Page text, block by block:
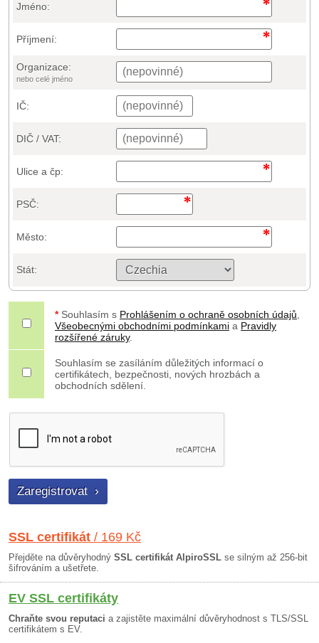
Jméno:
Příjmení:
Organizace:
nebo celé jméno
IČ:
DIČ / VAT:
Ulice a čp:
PSČ:
Město:
Stát:
* Souhlasím s Prohlášením o ochraně osobních údajů
Všeobecnými obchodními podmínkami a Pravidly
rozšířené záruky.
Souhlasím se zasíláním důležitých informací o
certifikátech, bezpečnosti, nových hrozbách a
obchodních sdělení.
SSL certifikát / 169 Kč
Přejděte na důvěryhodný SSL certifikát AlpiroSSL se silným až 256-bit
šifrováním a ušetřete.
EV SSL certifikáty
Chraňte svou reputaci a zajistěte maximální důvěryhodnost s TLS/SSL
certifikátem s EV.